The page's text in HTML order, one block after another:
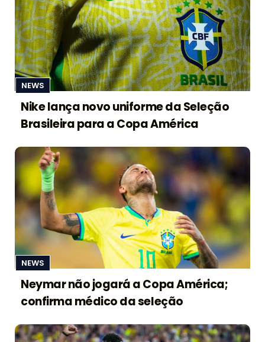
NEWS
Nike lança novo uniforme da Seleção
Brasileira para a Copa América
NEWS
Neymar não jogará a Copa América;
confirma médico da seleção